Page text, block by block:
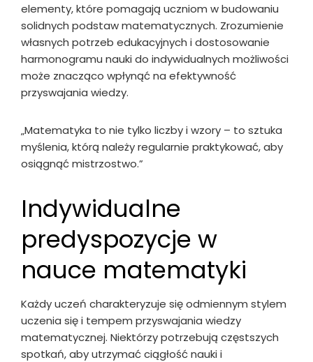
elementy, które pomagają uczniom w budowaniu
solidnych podstaw matematycznych. Zrozumienie
własnych potrzeb edukacyjnych i dostosowanie
harmonogramu nauki do indywidualnych możliwości
może znacząco wpłynąć na efektywność
przyswajania wiedzy.
„Matematyka to nie tylko liczby i wzory – to sztuka
myślenia, którą należy regularnie praktykować, aby
osiągnąć mistrzostwo.”
Indywidualne
predyspozycje w
nauce matematyki
Każdy uczeń charakteryzuje się odmiennym stylem
uczenia się i tempem przyswajania wiedzy
matematycznej. Niektórzy potrzebują częstszych
spotkań, aby utrzymać ciągłość nauki i